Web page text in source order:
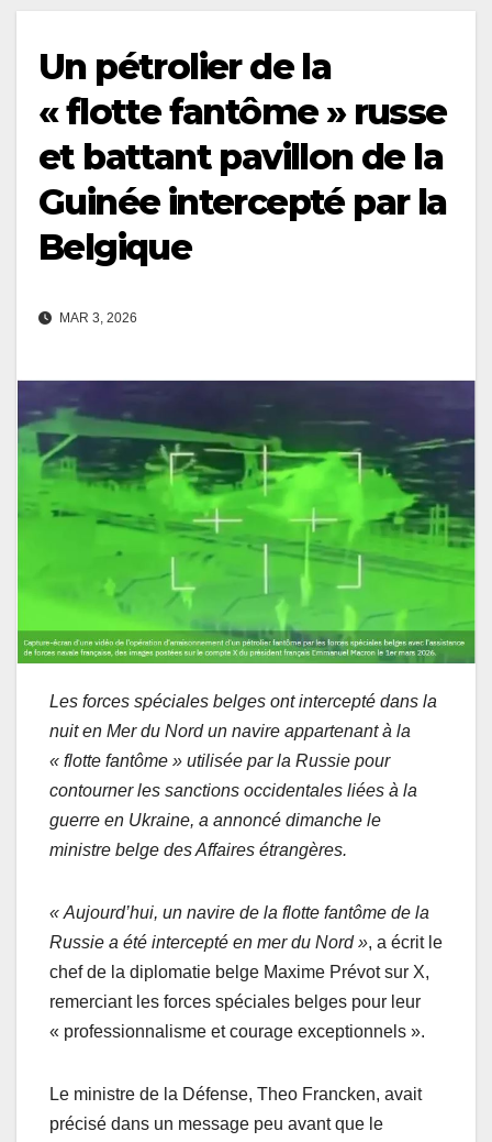
Un pétrolier de la
« flotte fantôme » russe
et battant pavillon de la
Guinée intercepté par la
Belgique
MAR 3, 2026
Les forces spéciales belges ont intercepté dans la
nuit en Mer du Nord un navire appartenant à la
« flotte fantôme » utilisée par la Russie pour
contourner les sanctions occidentales liées à la
guerre en Ukraine, a annoncé dimanche le
ministre belge des Affaires étrangères.
« Aujourd’hui, un navire de la flotte fantôme de la
Russie a été intercepté en mer du Nord », a écrit le
chef de la diplomatie belge Maxime Prévot sur X,
remerciant les forces spéciales belges pour leur
« professionnalisme et courage exceptionnels ».
Le ministre de la Défense, Theo Francken, avait
précisé dans un message peu avant que le